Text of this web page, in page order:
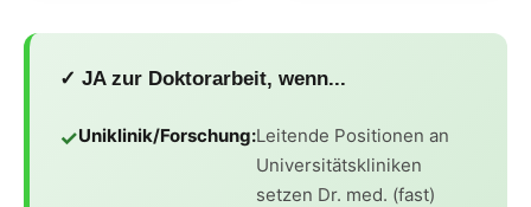
✓ JA zur Doktorarbeit, wenn...
Uniklinik/Forschung:Leitende Positionen an
Universitätskliniken
setzen Dr. med. (fast)